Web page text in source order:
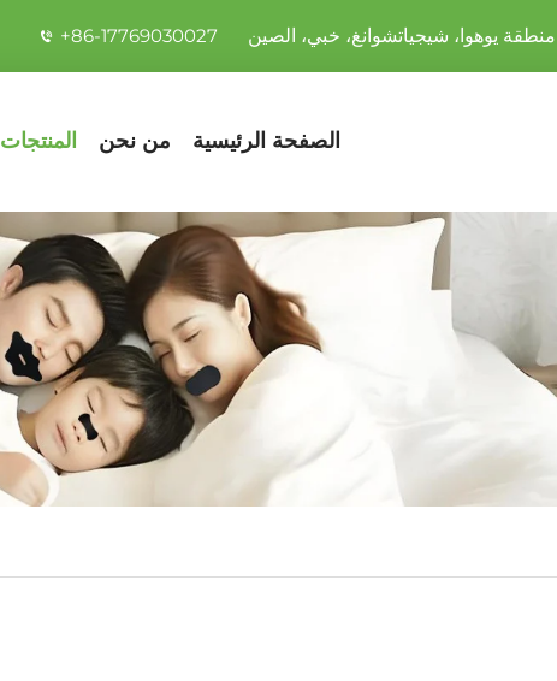
+86-17769030027
الصفحة الرئيسية من نحن المنتجات